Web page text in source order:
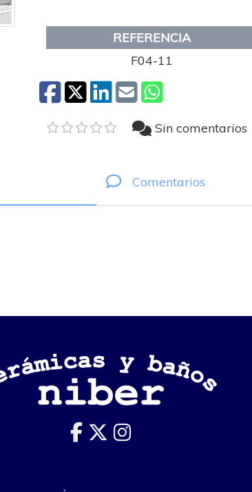
REFERENCIA
F04-11
Sin comentarios
Comentarios